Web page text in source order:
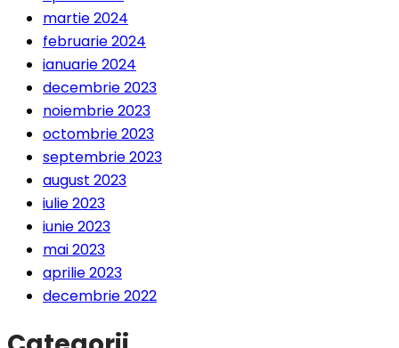
martie 2024
februarie 2024
ianuarie 2024
decembrie 2023
noiembrie 2023
octombrie 2023
septembrie 2023
august 2023
iulie 2023
iunie 2023
mai 2023
aprilie 2023
decembrie 2022